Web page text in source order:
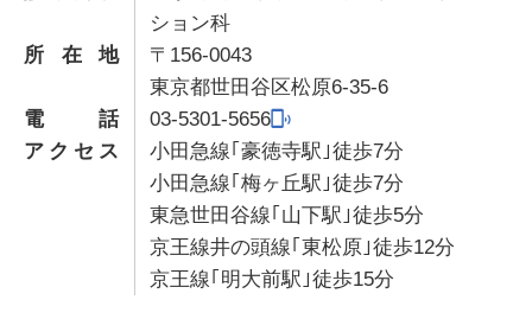
ション科
所在地
〒156-0043
東京都世田谷区松原6-35-6
電話
03-5301-5656
アクセス
小田急線｢豪徳寺駅｣徒歩7分
小田急線｢梅ヶ丘駅｣徒歩7分
東急世田谷線｢山下駅｣徒歩5分
京王線井の頭線｢東松原｣徒歩12分
京王線｢明大前駅｣徒歩15分